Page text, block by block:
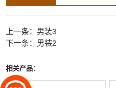
上一条： 男装3
下一条： 男装2
相关产品：